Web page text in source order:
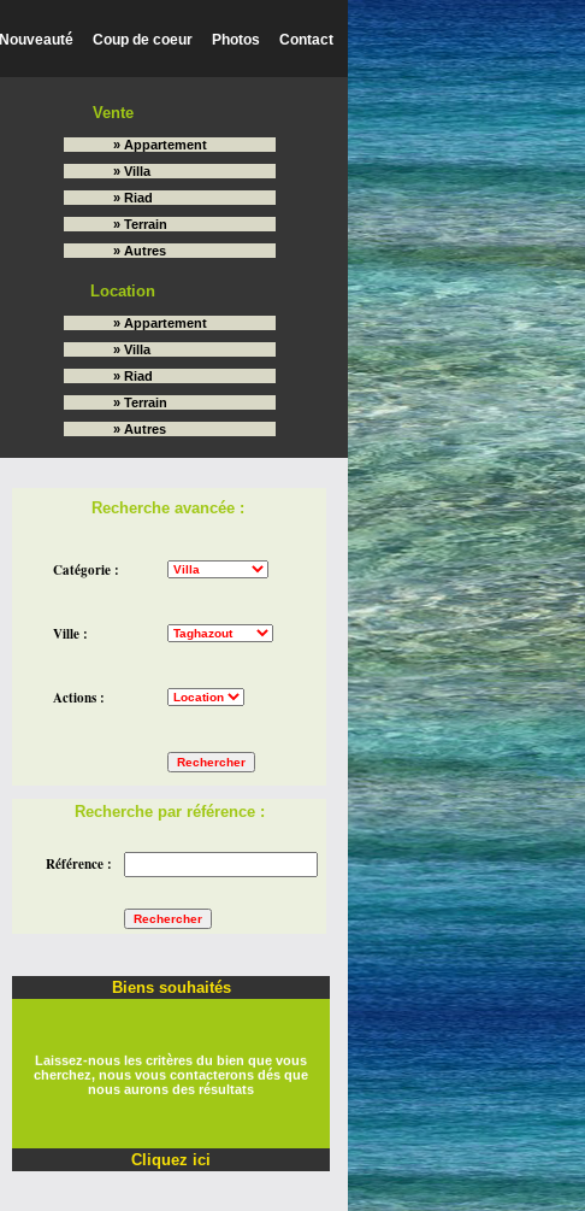
Nouveauté Coup de coeur Photos Contact
Vente
» Appartement
» Villa
» Riad
» Terrain
» Autres
Location
» Appartement
» Villa
» Riad
» Terrain
» Autres
Recherche avancée :
Catégorie :
Ville :
Actions :
Recherche par référence :
Référence :
Biens souhaités
Laissez-nous les critères du bien que vous
cherchez, nous vous contacterons dés que
nous aurons des résultats
Cliquez ici